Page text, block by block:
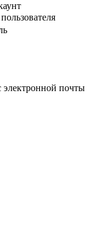
электронной почты